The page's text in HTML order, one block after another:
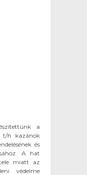
a
t/h kazánok
és
A hat
miatt az
védelme